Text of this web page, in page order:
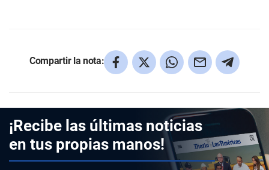
Compartir la nota:
¡Recibe las últimas noticias
en tus propias manos!